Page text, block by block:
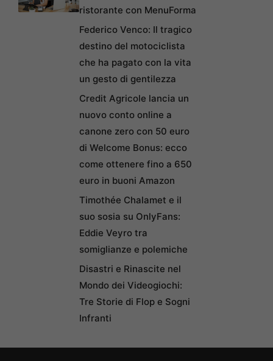
ristorante con MenuForma
Federico Venco: Il tragico
destino del motociclista
che ha pagato con la vita
un gesto di gentilezza
Credit Agricole lancia un
nuovo conto online a
canone zero con 50 euro
di Welcome Bonus: ecco
come ottenere fino a 650
euro in buoni Amazon
Timothée Chalamet e il
suo sosia su OnlyFans:
Eddie Veyro tra
somiglianze e polemiche
Disastri e Rinascite nel
Mondo dei Videogiochi:
Tre Storie di Flop e Sogni
Infranti